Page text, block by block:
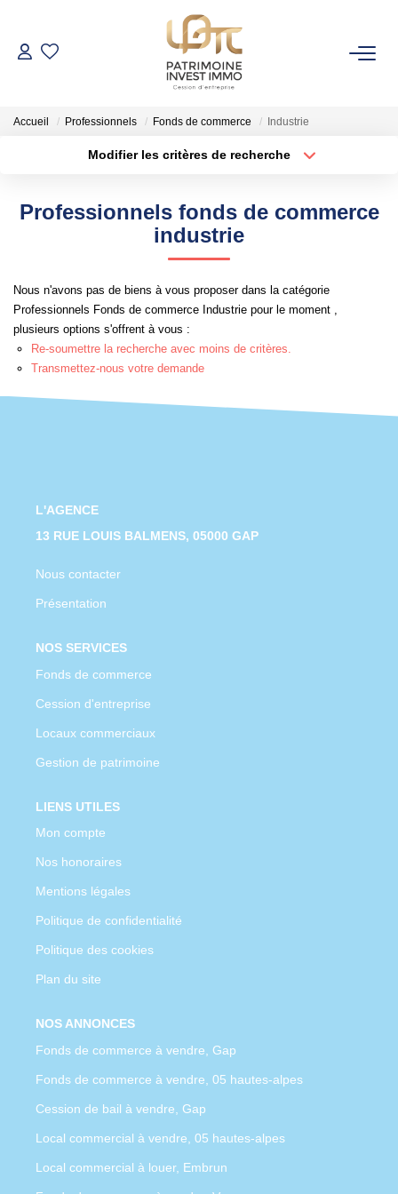
NOS BIENS
Cession D'entreprise
VENDRE
GESTION DE PATRIMOINE
NOTRE AGENCE
Accueil Professionnels Fonds de commerce Industrie
Modifier les critères de recherche
Budget max
Créer une alerte
Professionnels fonds de commerce
industrie
Nous n'avons pas de biens à vous proposer dans la catégorie
Professionnels Fonds de commerce Industrie pour le moment ,
plusieurs options s'offrent à vous :
Re-soumettre la recherche avec moins de critères.
Transmettez-nous votre demande
L'AGENCE
13 RUE LOUIS BALMENS, 05000 GAP
Nous contacter
Présentation
NOS SERVICES
Fonds de commerce
Cession d'entreprise
Locaux commerciaux
Gestion de patrimoine
LIENS UTILES
Mon compte
Nos honoraires
Mentions légales
Politique de confidentialité
Politique des cookies
Plan du site
NOS ANNONCES
Fonds de commerce à vendre, Gap
Fonds de commerce à vendre, 05 hautes-alpes
Cession de bail à vendre, Gap
Local commercial à vendre, 05 hautes-alpes
Local commercial à louer, Embrun